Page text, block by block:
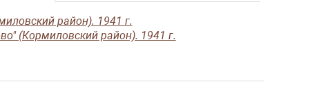
район). 1941 г.
(Кормиловский район). 1941 г.